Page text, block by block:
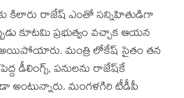
కిలారు రాజేష్ ఎంతో స‌న్నిహితుడిగా
కూట‌మి ప్ర‌భుత్వం వ‌చ్చాక ఆయ‌న
అయిపోయారు. మంత్రి లోకేష్ సైతం త‌న
పెద్ద డీలింగ్స్‌, ప‌నుల‌ను రాజేష్‌కే
అంటున్నారు. మంగ‌ళ‌గిరి టీడీపీ